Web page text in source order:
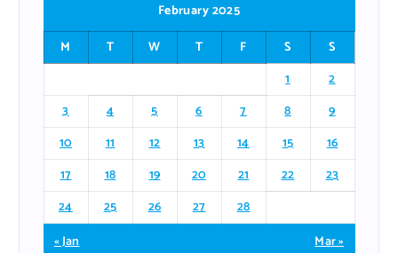
February 2025
M
T W T F S
S
1
2
3
4 5 6 7 8
9
10
11 12 13 14 15
16
17
18 19 20 21 22
23
24
25 26 27
28
« Jan
Mar »